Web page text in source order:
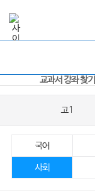
교과서 강좌 찾기
고1
국어
사회